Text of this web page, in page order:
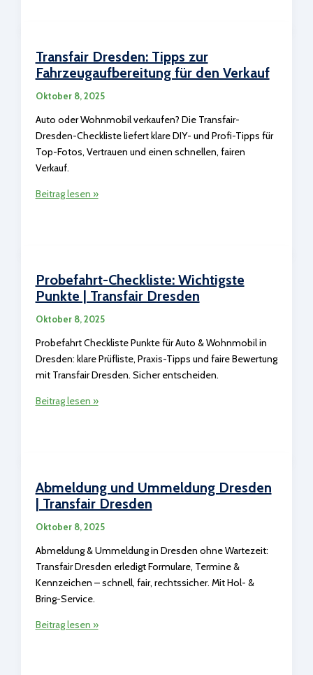
Dresden
Transfair Dresden: Tipps zur
Fahrzeugaufbereitung für den Verkauf
Oktober 8, 2025
Auto oder Wohnmobil verkaufen? Die Transfair-
Dresden-Checkliste liefert klare DIY- und Profi-Tipps für
Top-Fotos, Vertrauen und einen schnellen, fairen
Verkauf.
Transfair
für
den
Verkauf
Beitrag lesen »
Probefahrt-Checkliste: Wichtigste
Punkte | Transfair Dresden
Oktober 8, 2025
Probefahrt Checkliste Punkte für Auto & Wohnmobil in
Dresden: klare Prüfliste, Praxis-Tipps und faire Bewertung
mit Transfair Dresden. Sicher entscheiden.
Probefahrt-
Transfair
Dresden
Beitrag lesen »
Abmeldung und Ummeldung Dresden
| Transfair Dresden
Oktober 8, 2025
Abmeldung & Ummeldung in Dresden ohne Wartezeit:
Transfair Dresden erledigt Formulare, Termine &
Kennzeichen – schnell, fair, rechtssicher. Mit Hol- &
Bring-Service.
Abmeldung
Beitrag lesen »